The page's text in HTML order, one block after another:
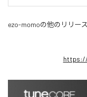
ezo-momoの他のリリース
https://